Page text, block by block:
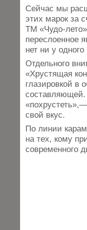
Сейчас мы
этих марок за
ТМ «Чудо-
переслоенное
нет ни у
Отдельного
«Хрустящая
глазировкой в
свой вкус.
По линии
на тех, кому
современного